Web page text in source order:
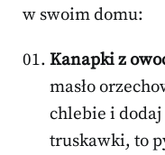
w swoim domu:
Kanapki z
masło
chlebie i
truskawki, to